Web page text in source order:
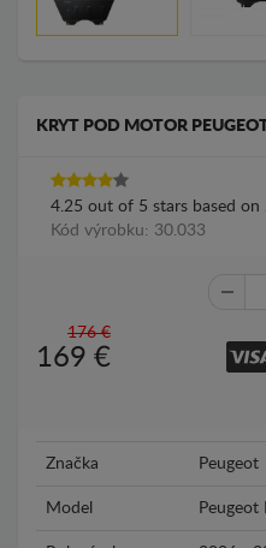
KRYT POD MOTOR
4.25 out of 5 stars based on
Kód výrobku: 30.033
176 €
169 €
Značka Peugeot
Model Peugeot